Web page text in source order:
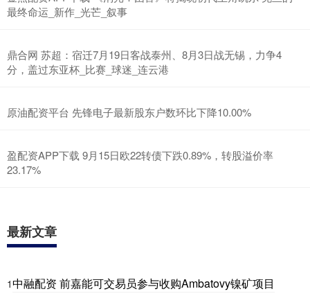
最终命运_新作_光芒_叙事
鼎合网 苏超：宿迁7月19日客战泰州、8月3日战无锡，力争4
分，盖过东亚杯_比赛_球迷_连云港
原油配资平台 先锋电子最新股东户数环比下降10.00%
盈配资APP下载 9月15日欧22转债下跌0.89%，转股溢价率
23.17%
最新文章
1中融配资 前嘉能可交易员参与收购Ambatovy镍矿项目